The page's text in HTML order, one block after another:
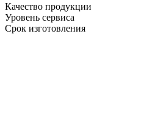
Качество продукции
Уровень сервиса
Срок изготовления